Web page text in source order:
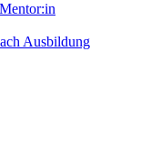
Ausbildung